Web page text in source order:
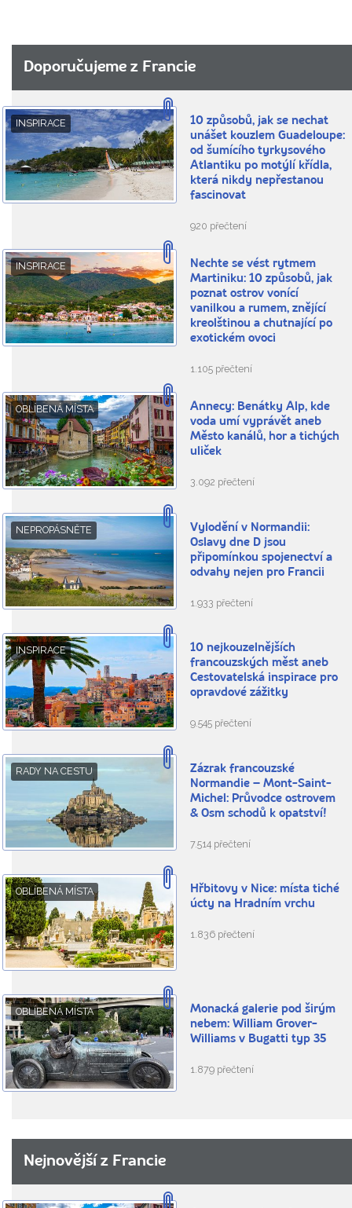
Doporučujeme z Francie
INSPIRACE
10 způsobů, jak se nechat
unášet kouzlem Guadeloupe:
od šumícího tyrkysového
Atlantiku po motýlí křídla,
která nikdy nepřestanou
fascinovat
920 přečtení
INSPIRACE
Nechte se vést rytmem
Martiniku: 10 způsobů, jak
poznat ostrov vonící
vanilkou a rumem, znějící
kreolštinou a chutnající po
exotickém ovoci
1.105 přečtení
OBLÍBENÁ MÍSTA
Annecy: Benátky Alp, kde
voda umí vyprávět aneb
Město kanálů, hor a tichých
uliček
3.092 přečtení
NEPROPÁSNĚTE
Vylodění v Normandii:
Oslavy dne D jsou
připomínkou spojenectví a
odvahy nejen pro Francii
1.933 přečtení
INSPIRACE
10 nejkouzelnějších
francouzských měst aneb
Cestovatelská inspirace pro
opravdové zážitky
9.545 přečtení
RADY NA CESTU
Zázrak francouzské
Normandie – Mont-Saint-
Michel: Průvodce ostrovem
& Osm schodů k opatství!
7.514 přečtení
OBLÍBENÁ MÍSTA
Hřbitovy v Nice: místa tiché
úcty na Hradním vrchu
1.836 přečtení
OBLÍBENÁ MÍSTA
Monacká galerie pod širým
nebem: William Grover-
Williams v Bugatti typ 35
1.879 přečtení
Nejnovější z Francie